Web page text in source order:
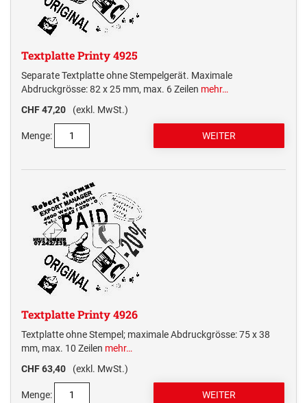
Textplatte Printy 4925
Separate Textplatte ohne Stempelgerät. Maximale
Abdruckgrösse: 82 x 25 mm, max. 6 Zeilen mehr…
CHF 47,20
(exkl. MwSt.)
Menge:
Textplatte Printy 4926
Textplatte ohne Stempel; maximale Abdruckgrösse: 75 x 38
mm, max. 10 Zeilen mehr…
CHF 63,40
(exkl. MwSt.)
Menge: